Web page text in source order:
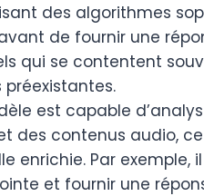
des algorithmes
de fournir une
qui se contentent
préexistantes.
est capable
des contenus audio,
enrichie. Par exemple,
et fournir une